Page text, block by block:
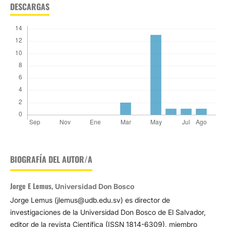
DESCARGAS
BIOGRAFÍA DEL AUTOR/A
Jorge E Lemus, Universidad Don Bosco
Jorge Lemus (jlemus@udb.edu.sv) es director de
investigaciones de la Universidad Don Bosco de El Salvador,
editor de la revista Científica (ISSN 1814-6309), miembro